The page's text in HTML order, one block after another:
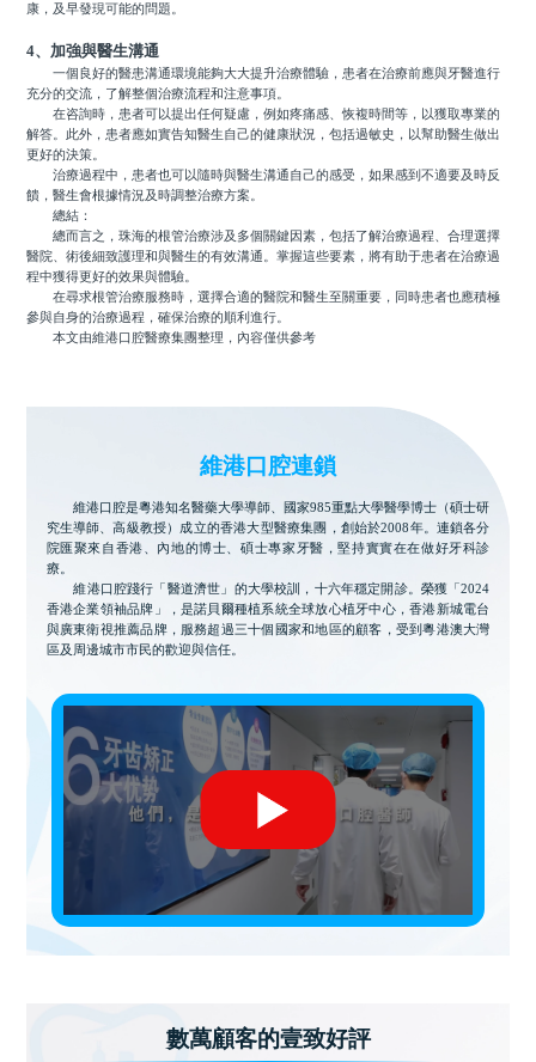
康，及早發現可能的問題。
4、加強與醫生溝通
一個良好的醫患溝通環境能夠大大提升治療體驗，患者在治療前應與牙醫進行
充分的交流，了解整個治療流程和注意事項。
在咨詢時，患者可以提出任何疑慮，例如疼痛感、恢複時間等，以獲取專業的
解答。此外，患者應如實告知醫生自己的健康狀況，包括過敏史，以幫助醫生做出
更好的決策。
治療過程中，患者也可以隨時與醫生溝通自己的感受，如果感到不適要及時反
饋，醫生會根據情況及時調整治療方案。
總結：
總而言之，珠海的根管治療涉及多個關鍵因素，包括了解治療過程、合理選擇
醫院、術後細致護理和與醫生的有效溝通。掌握這些要素，將有助于患者在治療過
程中獲得更好的效果與體驗。
在尋求根管治療服務時，選擇合適的醫院和醫生至關重要，同時患者也應積極
參與自身的治療過程，確保治療的順利進行。
本文由維港口腔醫療集團整理，內容僅供參考
維港口腔連鎖
維港口腔是粵港知名醫藥大學導師、國家985重點大學醫學博士（碩士研
究生導師、高級教授）成立的香港大型醫療集團，創始於2008年。連鎖各分
院匯聚來自香港、內地的博士、碩士專家牙醫，堅持實實在在做好牙科診
療。
維港口腔踐行「醫道濟世」的大學校訓，十六年穩定開診。榮獲「2024
香港企業領袖品牌」，是諾貝爾種植系統全球放心植牙中心，香港新城電台
與廣東衛視推薦品牌，服務超過三十個國家和地區的顧客，受到粵港澳大灣
區及周邊城市市民的歡迎與信任。
數萬顧客的壹致好評